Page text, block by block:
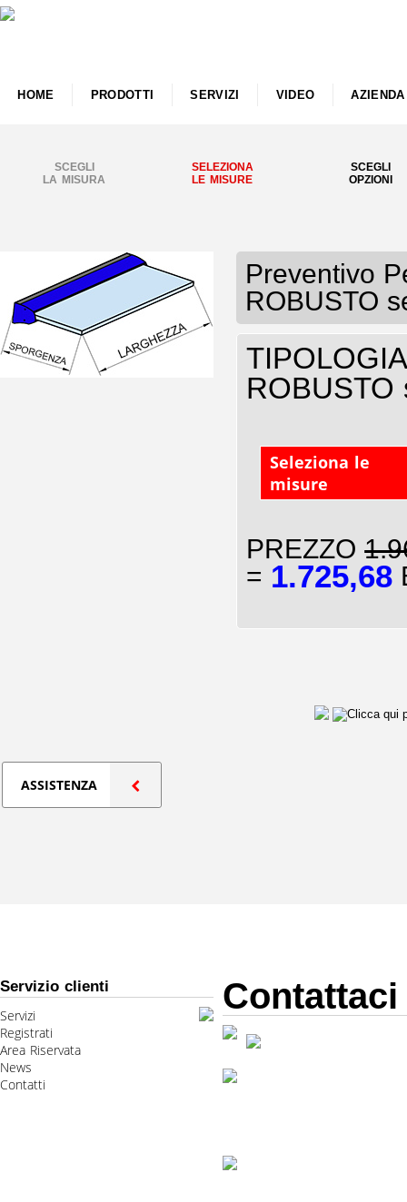
HOME PRODOTTI SERVIZI VIDEO AZIENDA
SCEGLI
LA MISURA
SELEZIONA
LE MISURE
SCEGLI
OPZIONI
Preventivo
ROBUSTO
ROBUSTO
Seleziona le
misure
PREZZO
= 1.725,68
ASSISTENZA
Servizio clienti
Servizi
Registrati
Area Riservata
News
Contatti
Contattaci